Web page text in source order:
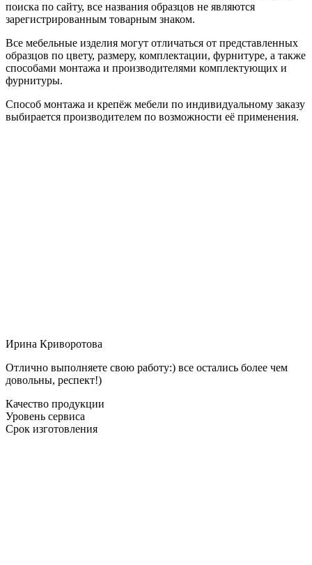
поиска по сайту, все названия образцов не являются
зарегистрированным товарным знаком.
Все мебельные изделия могут отличаться от представленных
образцов по цвету, размеру, комплектации, фурнитуре, а также
способами монтажа и производителями комплектующих и
фурнитуры.
Способ монтажа и крепёж мебели по индивидуальному заказу
выбирается производителем по возможности её применения.
Ирина Криворотова
Отлично выполняете свою работу:) все остались более чем
довольны, респект!)
Качество продукции
Уровень сервиса
Срок изготовления